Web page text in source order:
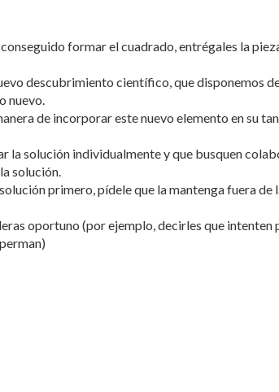
formar el cuadrado, entrégales la
descubrimiento científico, que disponemos
nuevo.
de incorporar este nuevo elemento en su
la solución individualmente y que busquen
solución.
primero, pídele que la mantenga fuera de
oportuno (por ejemplo, decirles que intenten